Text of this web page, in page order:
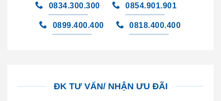
0834.300.300 0854.901.901
0899.400.400 0818.400.400
ĐK TƯ VẤN/ NHẬN ƯU ĐÃI